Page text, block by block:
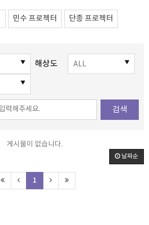
민수 프로젝터 단종 프로젝터
해상도
검색
게시물이 없습니다.
날짜순
1